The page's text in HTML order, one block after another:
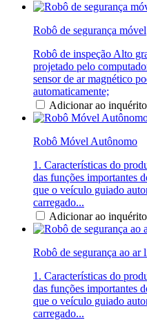
Robô de segurança móvel
Robô de inspeção Alto
projetado pelo
sensor de ar magnético
automaticamente;
Adicionar ao inquérito
Robô Móvel Autônomo
1. Características do
das funções importantes
que o veículo guiado
carregado...
Adicionar ao inquérito
Robô de segurança ao ar
1. Características do
das funções importantes
que o veículo guiado
carregado...